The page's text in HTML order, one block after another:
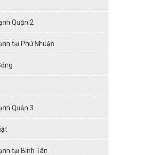
Quận 2
tại Phú Nhuận
Quận 3
tại Bình Tân